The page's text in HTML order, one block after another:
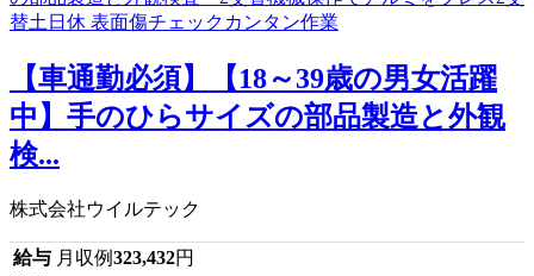
【車通勤必須】【18～39歳の男女活躍
中】手のひらサイズの部品製造と外観
検...
株式会社ウイルテック
給与 月収例323,432円